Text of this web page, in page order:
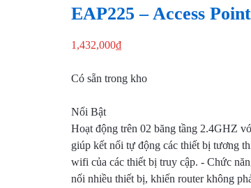
TẦNG
CNTT,
QUẢN
LÝ
KHO
BÃI,
EAP225 – Access
1,432,000₫
Có sẵn trong kho
Nổi Bật
Hoạt động trên 02 băng tầng 2.4GHZ
giúp kết nối tự động các thiết bị tương
wifi của các thiết bị truy cập. - Chức
nối nhiều thiết bị, khiến router không